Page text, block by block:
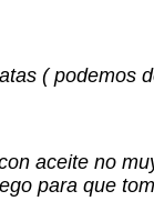
( podemos
aceite no
para que